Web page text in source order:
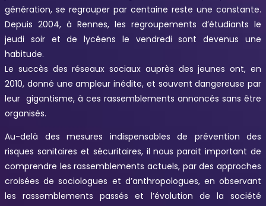
génération, se regrouper par centaine reste une constante.
Depuis 2004, à Rennes, les regroupements d’étudiants le
jeudi soir et de lycéens le vendredi sont devenus une
habitude.
Le succès des réseaux sociaux auprès des jeunes ont, en
2010, donné une ampleur inédite, et souvent dangereuse par
leur gigantisme, à ces rassemblements annoncés sans être
organisés.
Au-delà des mesures indispensables de prévention des
risques sanitaires et sécuritaires, il nous parait important de
comprendre les rassemblements actuels, par des approches
croisées de sociologues et d’anthropologues, en observant
les rassemblements passés et l’évolution de la société